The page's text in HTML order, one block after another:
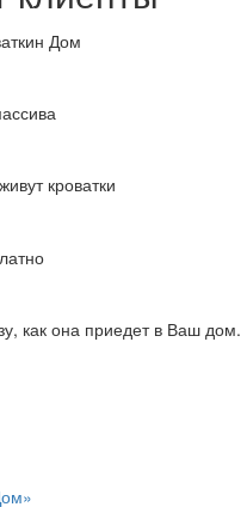
кроватки
как она приедет в Ваш дом.